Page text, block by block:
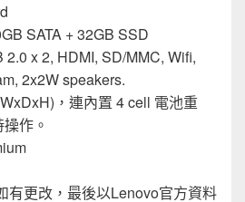
SATA + 32GB SSD
2.0 x 2, HDMI, SD/MMC, Wifi,
2x2W speakers.
，連內置 4 cell 電池重
作。
有更改，最後以Lenovo官方資料